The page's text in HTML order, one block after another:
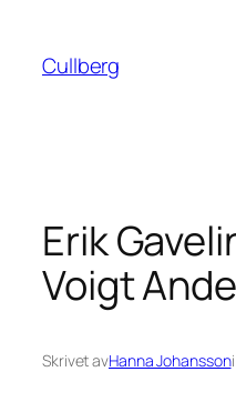
innehåll
Cullberg
Erik
Voigt
Skrivet avHanna Johanssoni